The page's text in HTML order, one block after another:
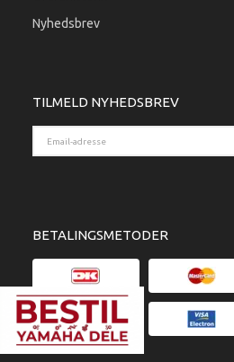
Nyhedsbrev
TILMELD NYHEDSBREV
BETALINGSMETODER